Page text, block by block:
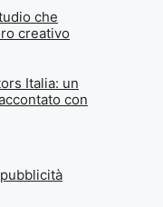
che
creativo
Italia: un
con